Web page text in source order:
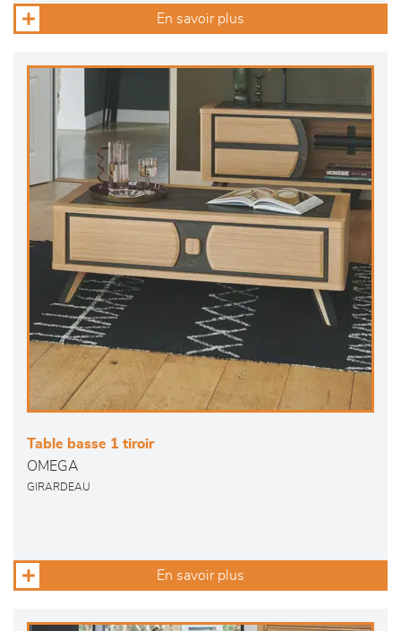
En savoir plus
Table basse 1 tiroir
OMEGA
GIRARDEAU
En savoir plus